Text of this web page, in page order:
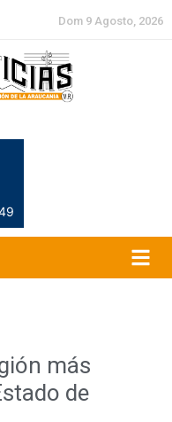
Dom 9 Agosto, 2026
más
de